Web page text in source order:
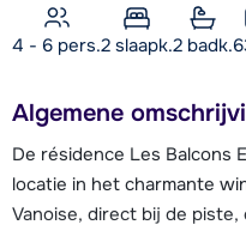
4 - 6 pers.2 slaapk.2 badk.
Algemene
De résidence Les Balcons
locatie in het charmante
Vanoise, direct bij de piste,